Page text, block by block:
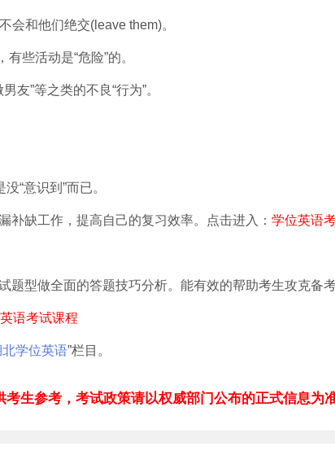
会和他们绝交(leave them)。
些活动是“危险”的。
友”等之类的不良“行为”。
“意识到”而已。
补缺工作，提高自己的复习效率。点击进入： 学位英语
题型做全面的答题技巧分析。能有效的帮助考生攻克备
语考试课程
北学位英语”栏目。
生参考，考试政策请以权威部门公布的正式信息为